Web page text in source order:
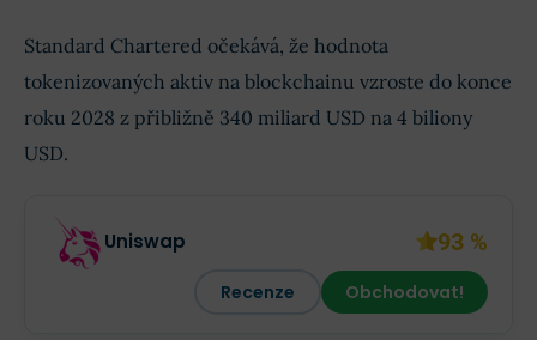
Standard Chartered očekává, že hodnota
tokenizovaných aktiv na blockchainu vzroste do konce
roku 2028 z přibližně 340 miliard USD na 4 biliony
USD.
Uniswap 93 %
Recenze Obchodovat!